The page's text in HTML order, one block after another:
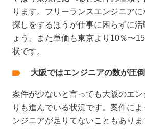
ります。フリーランスエンジニア
探しをするほうが仕事に困らずに
ょう。また単価も東京より10％〜
状です。
大阪ではエンジニアの数が圧
案件が少ないと言っても大阪のエ
りも進んでいる状況です。案件に
ンジニアが足りてないこともあり